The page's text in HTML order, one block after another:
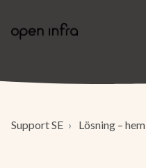
Support SE Lösning – hem